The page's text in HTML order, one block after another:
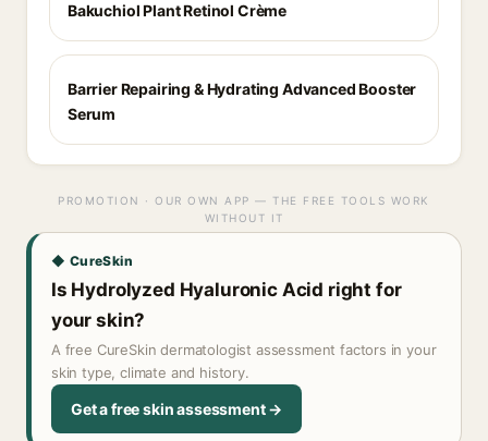
Bakuchiol Plant Retinol Crème
Barrier Repairing & Hydrating Advanced Booster
Serum
PROMOTION · OUR OWN APP — THE FREE TOOLS WORK
WITHOUT IT
◆ CureSkin
Is Hydrolyzed Hyaluronic Acid right for
your skin?
A free CureSkin dermatologist assessment factors in your
skin type, climate and history.
Get a free skin assessment →